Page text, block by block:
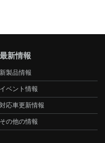
最新情報
新製品情報
イベント情報
対応車更新情報
その他の情報